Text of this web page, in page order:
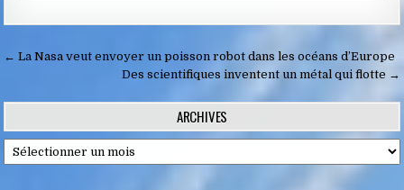
Navigation
l’article
← La Nasa veut envoyer un poisson robot dans les océans d’Europe
Des scientifiques inventent un métal qui flotte →
ARCHIVES
Archives